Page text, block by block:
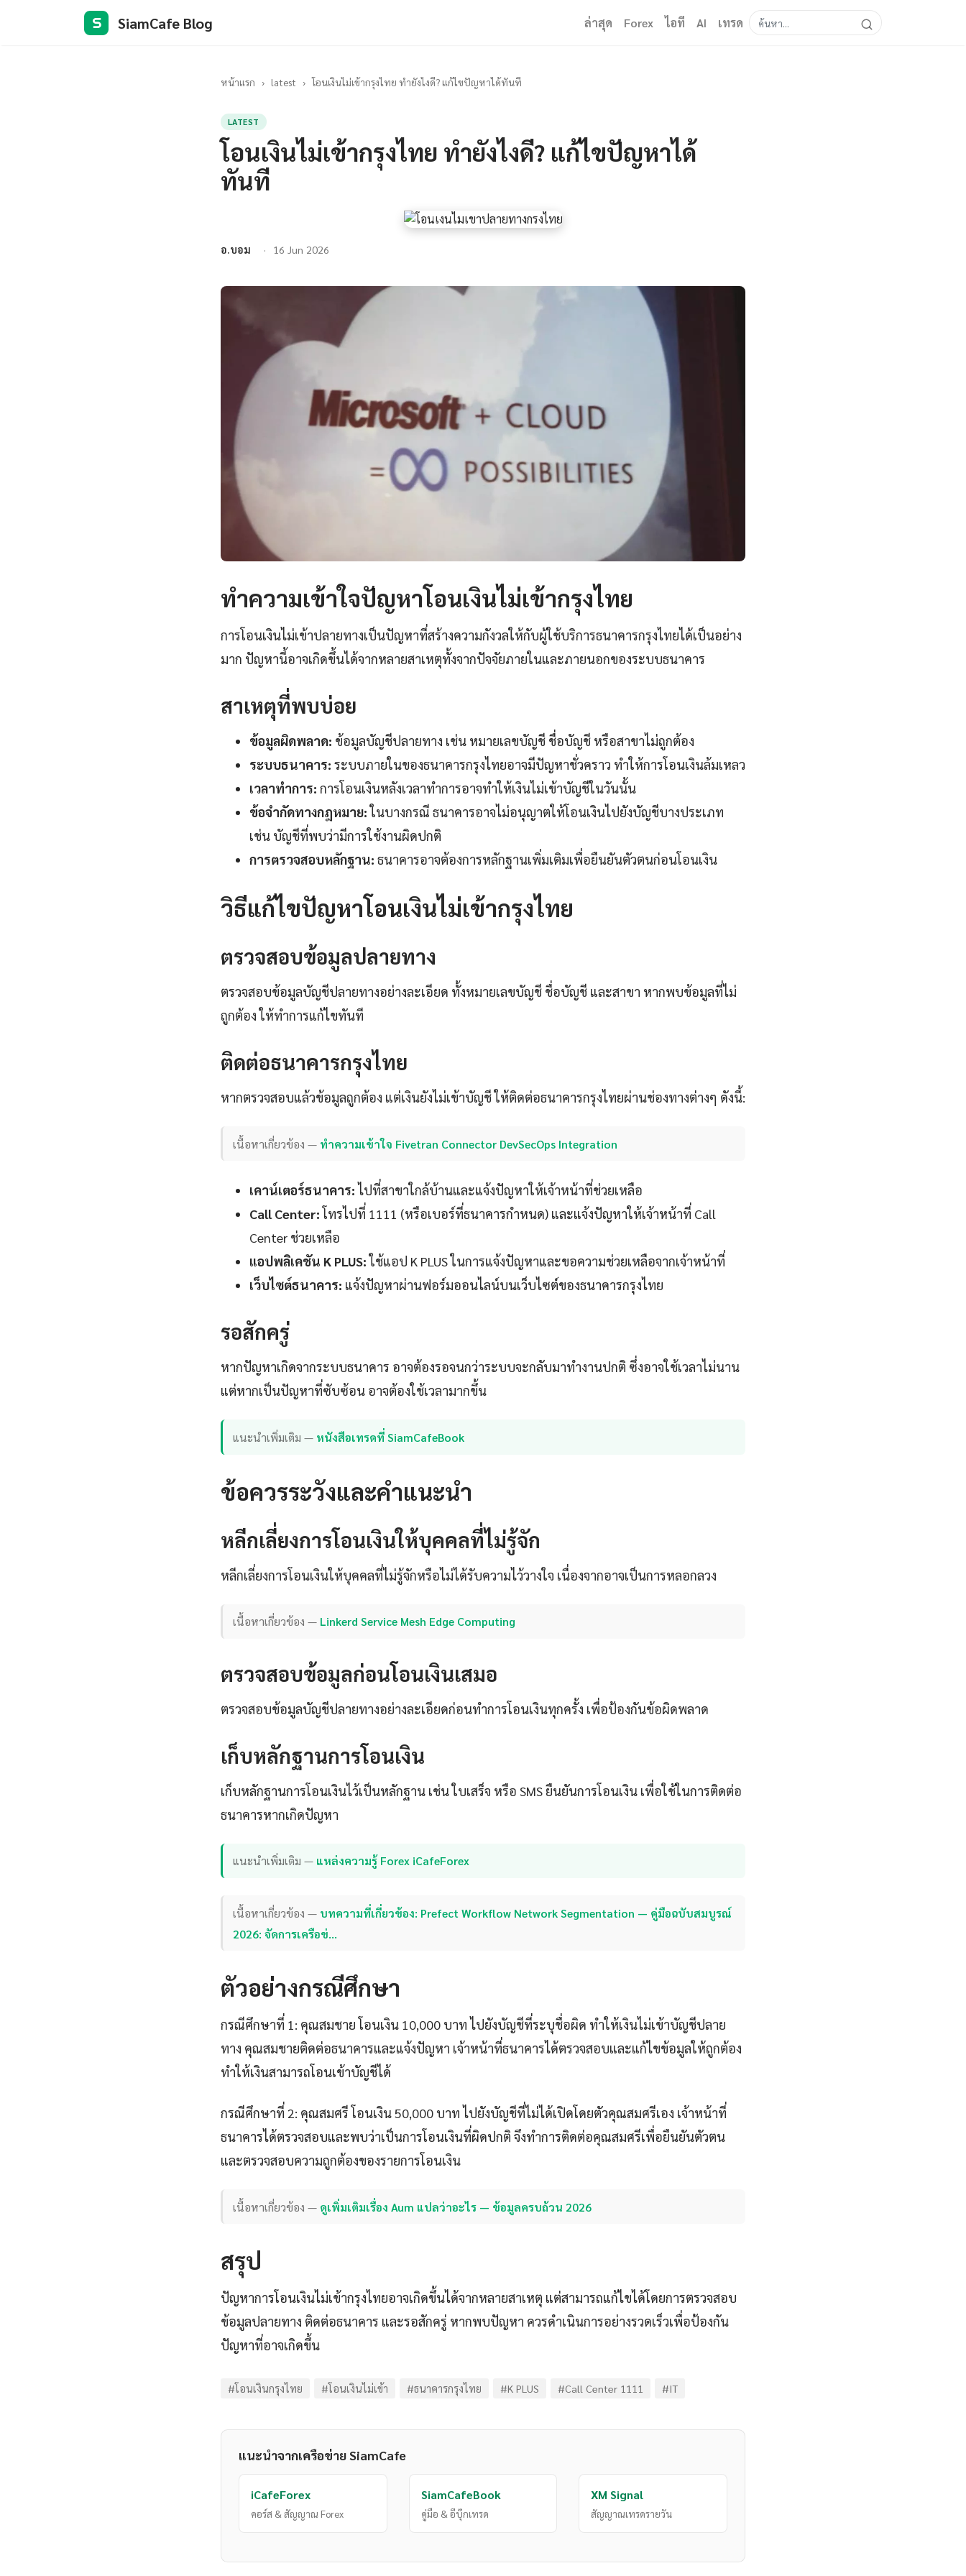
S SiamCafe Blog ล่าสุด Forex ไอที AI เทรด
หน้าแรก › latest › โอนเงินไม่เข้ากรุงไทย ทำยังไงดี? แก้ไขปัญหาได้ทันที
LATEST
โอนเงินไม่เข้ากรุงไทย ทำยังไงดี? แก้ไขปัญหาได้
ทันที
อ.บอม 16 Jun 2026
ทำความเข้าใจปัญหาโอนเงินไม่เข้ากรุงไทย
การโอนเงินไม่เข้าปลายทางเป็นปัญหาที่สร้างความกังวลให้กับผู้ใช้บริการธนาคารกรุงไทยได้เป็นอย่าง
มาก ปัญหานี้อาจเกิดขึ้นได้จากหลายสาเหตุทั้งจากปัจจัยภายในและภายนอกของระบบธนาคาร
สาเหตุที่พบบ่อย
ข้อมูลผิดพลาด: ข้อมูลบัญชีปลายทาง เช่น หมายเลขบัญชี ชื่อบัญชี หรือสาขาไม่ถูกต้อง
ระบบธนาคาร: ระบบภายในของธนาคารกรุงไทยอาจมีปัญหาชั่วคราว ทำให้การโอนเงินล้มเหลว
เวลาทำการ: การโอนเงินหลังเวลาทำการอาจทำให้เงินไม่เข้าบัญชีในวันนั้น
ข้อจำกัดทางกฎหมาย:ในบางกรณี ธนาคารอาจไม่อนุญาตให้โอนเงินไปยังบัญชีบางประเภท
เช่น บัญชีที่พบว่ามีการใช้งานผิดปกติ
การตรวจสอบหลักฐาน: ธนาคารอาจต้องการหลักฐานเพิ่มเติมเพื่อยืนยันตัวตนก่อนโอนเงิน
วิธีแก้ไขปัญหาโอนเงินไม่เข้ากรุงไทย
ตรวจสอบข้อมูลปลายทาง
ตรวจสอบข้อมูลบัญชีปลายทางอย่างละเอียด ทั้งหมายเลขบัญชี ชื่อบัญชี และสาขา หากพบข้อมูลที่ไม่
ถูกต้อง ให้ทำการแก้ไขทันที
ติดต่อธนาคารกรุงไทย
หากตรวจสอบแล้วข้อมูลถูกต้อง แต่เงินยังไม่เข้าบัญชี ให้ติดต่อธนาคารกรุงไทยผ่านช่องทางต่างๆ ดังนี้:
เนื้อหาเกี่ยวข้อง — ทำความเข้าใจ Fivetran Connector DevSecOps Integration
เคาน์เตอร์ธนาคาร: ไปที่สาขาใกล้บ้านและแจ้งปัญหาให้เจ้าหน้าที่ช่วยเหลือ
Call Center:โทรไปที่ 1111 (หรือเบอร์ที่ธนาคารกำหนด) และแจ้งปัญหาให้เจ้าหน้าที่ Call
Center ช่วยเหลือ
แอปพลิเคชัน K PLUS:ใช้แอป K PLUS ในการแจ้งปัญหาและขอความช่วยเหลือจากเจ้าหน้าที่
เว็บไซต์ธนาคาร: แจ้งปัญหาผ่านฟอร์มออนไลน์บนเว็บไซต์ของธนาคารกรุงไทย
รอสักครู่
หากปัญหาเกิดจากระบบธนาคาร อาจต้องรอจนกว่าระบบจะกลับมาทำงานปกติ ซึ่งอาจใช้เวลาไม่นาน
แต่หากเป็นปัญหาที่ซับซ้อน อาจต้องใช้เวลามากขึ้น
แนะนำเพิ่มเติม — หนังสือเทรดที่ SiamCafeBook
ข้อควรระวังและคำแนะนำ
หลีกเลี่ยงการโอนเงินให้บุคคลที่ไม่รู้จัก
หลีกเลี่ยงการโอนเงินให้บุคคลที่ไม่รู้จักหรือไม่ได้รับความไว้วางใจ เนื่องจากอาจเป็นการหลอกลวง
เนื้อหาเกี่ยวข้อง — Linkerd Service Mesh Edge Computing
ตรวจสอบข้อมูลก่อนโอนเงินเสมอ
ตรวจสอบข้อมูลบัญชีปลายทางอย่างละเอียดก่อนทำการโอนเงินทุกครั้ง เพื่อป้องกันข้อผิดพลาด
เก็บหลักฐานการโอนเงิน
เก็บหลักฐานการโอนเงินไว้เป็นหลักฐาน เช่น ใบเสร็จ หรือ SMS ยืนยันการโอนเงิน เพื่อใช้ในการติดต่อ
ธนาคารหากเกิดปัญหา
แนะนำเพิ่มเติม — แหล่งความรู้ Forex iCafeForex
เนื้อหาเกี่ยวข้อง — บทความที่เกี่ยวข้อง: Prefect Workflow Network Segmentation — คู่มือฉบับสมบูรณ์
2026: จัดการเครือข่…
ตัวอย่างกรณีศึกษา
กรณีศึกษาที่ 1: คุณสมชาย โอนเงิน 10,000 บาท ไปยังบัญชีที่ระบุชื่อผิด ทำให้เงินไม่เข้าบัญชีปลาย
ทาง คุณสมชายติดต่อธนาคารและแจ้งปัญหา เจ้าหน้าที่ธนาคารได้ตรวจสอบและแก้ไขข้อมูลให้ถูกต้อง
ทำให้เงินสามารถโอนเข้าบัญชีได้
กรณีศึกษาที่ 2: คุณสมศรี โอนเงิน 50,000 บาท ไปยังบัญชีที่ไม่ได้เปิดโดยตัวคุณสมศรีเอง เจ้าหน้าที่
ธนาคารได้ตรวจสอบและพบว่าเป็นการโอนเงินที่ผิดปกติ จึงทำการติดต่อคุณสมศรีเพื่อยืนยันตัวตน
และตรวจสอบความถูกต้องของรายการโอนเงิน
เนื้อหาเกี่ยวข้อง — ดูเพิ่มเติมเรื่อง Aum แปลว่าอะไร — ข้อมูลครบถ้วน 2026
สรุป
ปัญหาการโอนเงินไม่เข้ากรุงไทยอาจเกิดขึ้นได้จากหลายสาเหตุ แต่สามารถแก้ไขได้โดยการตรวจสอบ
ข้อมูลปลายทาง ติดต่อธนาคาร และรอสักครู่ หากพบปัญหา ควรดำเนินการอย่างรวดเร็วเพื่อป้องกัน
ปัญหาที่อาจเกิดขึ้น
#โอนเงินกรุงไทย #โอนเงินไม่เข้า #ธนาคารกรุงไทย #K PLUS #Call Center 1111 #IT
แนะนำจากเครือข่าย SiamCafe
iCafeForex
คอร์ส & สัญญาณ Forex
SiamCafeBook
คู่มือ & อีบุ๊กเทรด
XM Signal
สัญญาณเทรดรายวัน